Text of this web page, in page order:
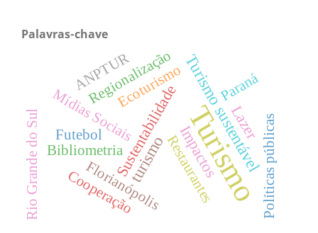
Palavras-chave
Turismo
Turismo sustentável
turismo ImpactosLazer
Sustentabilidade
Ecoturismo
Florianópolis
Mídias Sociais Políticas públicas
Regionalização
Restaurantes
Paraná
Bibliometria
Rio Grande do Sul Futebol
ANPTUR
Cooperação